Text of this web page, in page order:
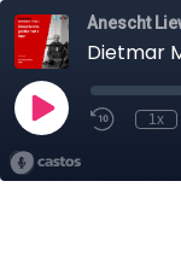
Anescht
1x